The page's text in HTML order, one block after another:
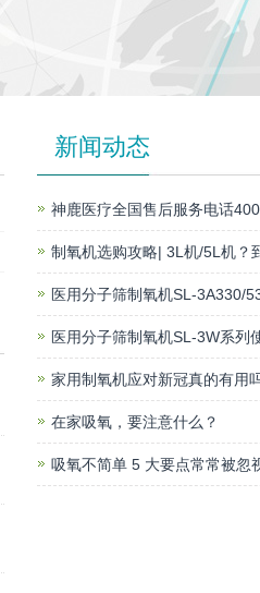
新闻动态
神鹿医疗全国售后服务电话
制氧机选购攻略| 3L机/5L机？
医用分子筛制氧机SL-3A330/
医用分子筛制氧机SL-3W系列
家用制氧机应对新冠真的有用
在家吸氧，要注意什么？
吸氧不简单 5 大要点常常被忽